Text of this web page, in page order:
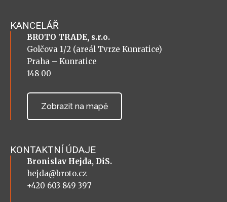
KANCELÁŘ
BROTO TRADE, s.r.o.
Golčova 1/2 (areál Tvrze Kunratice)
Praha – Kunratice
148 00
Zobrazit na mapě
KONTAKTNÍ ÚDAJE
Bronislav Hejda, DiS.
hejda@broto.cz
+420 603 849 397